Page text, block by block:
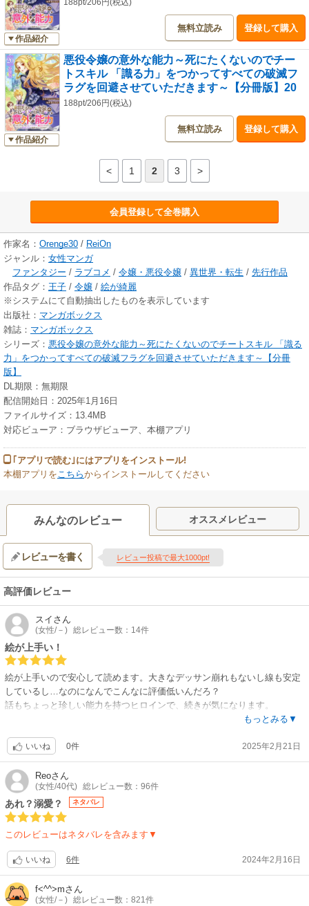
作品紹介
無料立読み 登録して購入
作品紹介
悪役令嬢の意外な能力～死にたくないのでチー
トスキル 「識る力」をつかってすべての破滅フ
ラグを回避させていただきます～【分冊版】20
188pt/206円(税込)
無料立読み 登録して購入
< 1 2 3 >
会員登録して全巻購入
作家名： Orenge30 / ReiOn
ジャンル： 女性マンガ
ファンタジー / ラブコメ / 令嬢・悪役令嬢 / 異世界・転生 / 先行作品
作品タグ： 王子 / 令嬢 / 絵が綺麗
※システムにて自動抽出したものを表示しています
出版社： マンガボックス
雑誌： マンガボックス
シリーズ： 悪役令嬢の意外な能力～死にたくないのでチートスキル 「識る
力」をつかってすべての破滅フラグを回避させていただきます～【分冊
版】
DL期限：無期限
配信開始日：2025年1月16日
ファイルサイズ：13.4MB
対応ビューア：ブラウザビューア、本棚アプリ
｢アプリで読む｣にはアプリをインストール!
本棚アプリを こちらからインストールしてください
みんなのレビュー オススメレビュー
レビューを書く レビュー投稿で最大1000pt!
高評価レビュー
スイ さん
(女性/－) 総レビュー数：14件
絵が上手い！
絵が上手いので安心して読めます。大きなデッサン崩れもないし線も安定
しているし…なのになんでこんなに評価低いんだろ？
話もちょっと珍しい能力を持つヒロインで、続きが気になります。
もっとみる▼
いいね 0件 2025年2月21日
Reoさん
(女性/40代) 総レビュー数：96件
あれ？溺愛？ ネタバレ
このレビューはネタバレを含みます▼
いいね 6件 2024年2月16日
f<^^>mさん
(女性/－) 総レビュー数：821件